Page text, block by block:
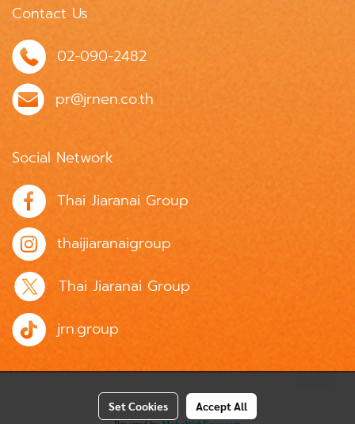
Contact Us
02-090-2482
pr@jrnen.co.th
Social Network
Thai Jiaranai Group
thaijiaranaigroup
Thai Jiaranai Group
jrn.group
Set Cookies Accept All